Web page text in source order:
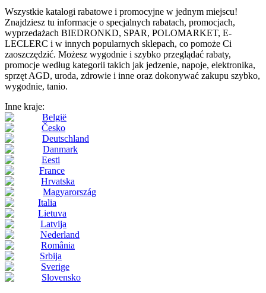
Wszystkie katalogi rabatowe i promocyjne w jednym miejscu!
Znajdziesz tu informacje o specjalnych rabatach, promocjach,
wyprzedażach BIEDRONKD, SPAR, POLOMARKET, E-
LECLERC i w innych popularnych sklepach, co pomoże Ci
zaoszczędzić. Możesz wygodnie i szybko przeglądać rabaty,
promocje według kategorii takich jak jedzenie, napoje, elektronika,
sprzęt AGD, uroda, zdrowie i inne oraz dokonywać zakupu szybko,
wygodnie, tanio.
Inne kraje:
België
Česko
Deutschland
Danmark
Eesti
France
Hrvatska
Magyarország
Italia
Lietuva
Latvija
Nederland
România
Srbija
Sverige
Slovensko